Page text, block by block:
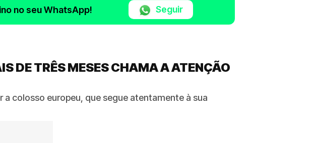
no seu WhatsApp! Seguir
DE TRÊS MESES CHAMA A ATENÇÃO
colosso europeu, que segue atentamente à sua